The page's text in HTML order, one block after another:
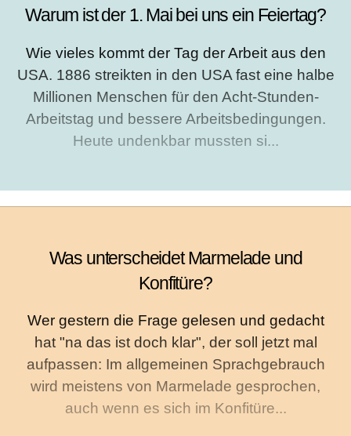
Warum ist der 1. Mai bei uns ein Feiertag?
Wie vieles kommt der Tag der Arbeit aus den
USA. 1886 streikten in den USA fast eine halbe
Millionen Menschen für den Acht-Stunden-
Arbeitstag und bessere Arbeitsbedingungen.
Heute undenkbar mussten si...
Was unterscheidet Marmelade und
Konfitüre?
Wer gestern die Frage gelesen und gedacht
hat "na das ist doch klar", der soll jetzt mal
aufpassen: Im allgemeinen Sprachgebrauch
wird meistens von Marmelade gesprochen,
auch wenn es sich im Konfitüre...